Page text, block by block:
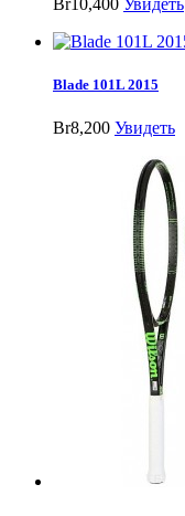
Br10,400 Увидеть
Blade 101L 2015
Br8,200 Увидеть